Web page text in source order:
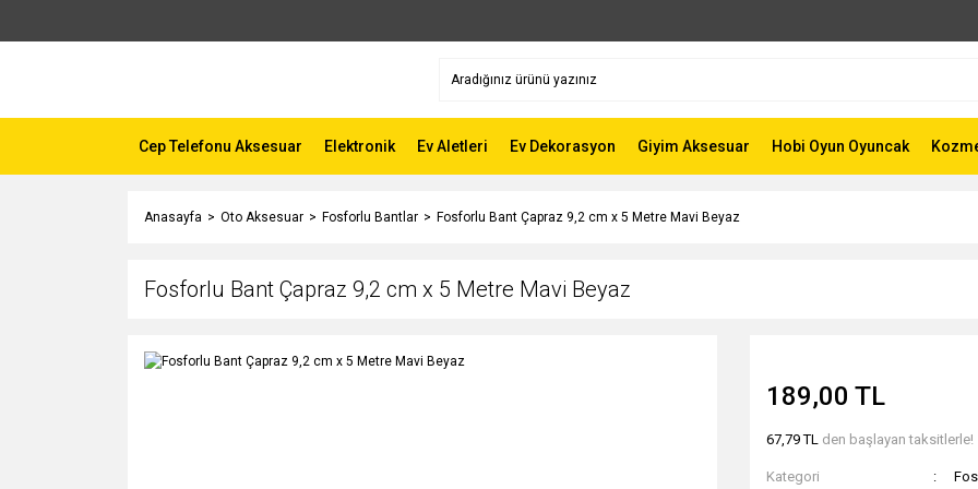
Cep Telefonu Aksesuar Elektronik Ev Aletleri Ev Dekorasyon Giyim Aksesuar Hobi Oyun Oyuncak
Anasayfa Oto Aksesuar Fosforlu Bantlar Fosforlu Bant Çapraz 9,2 cm x 5 Metre Mavi Beyaz
Fosforlu Bant Çapraz 9,2 cm x 5 Metre Mavi Beyaz
189,00 TL
67,79 TL den başlayan taksitlerle!
Kategori